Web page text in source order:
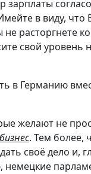
в виду, что
расторгнете
свой уровень
в Германию
желают не
. Тем более,
своё дело и,
немецкие